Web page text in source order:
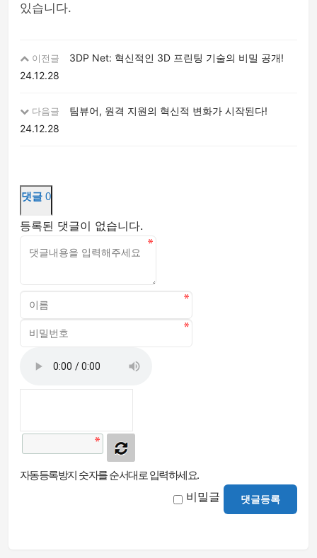
있습니다.
이전글
3DP Net: 혁신적인 3D 프린팅 기술의 비밀 공개!
24.12.28
다음글
팀뷰어, 원격 지원의 혁신적 변화가 시작된다!
24.12.28
댓글 0
등록된 댓글이 없습니다.
자동등록방지 숫자를 순서대로 입력하세요.
비밀글 댓글등록